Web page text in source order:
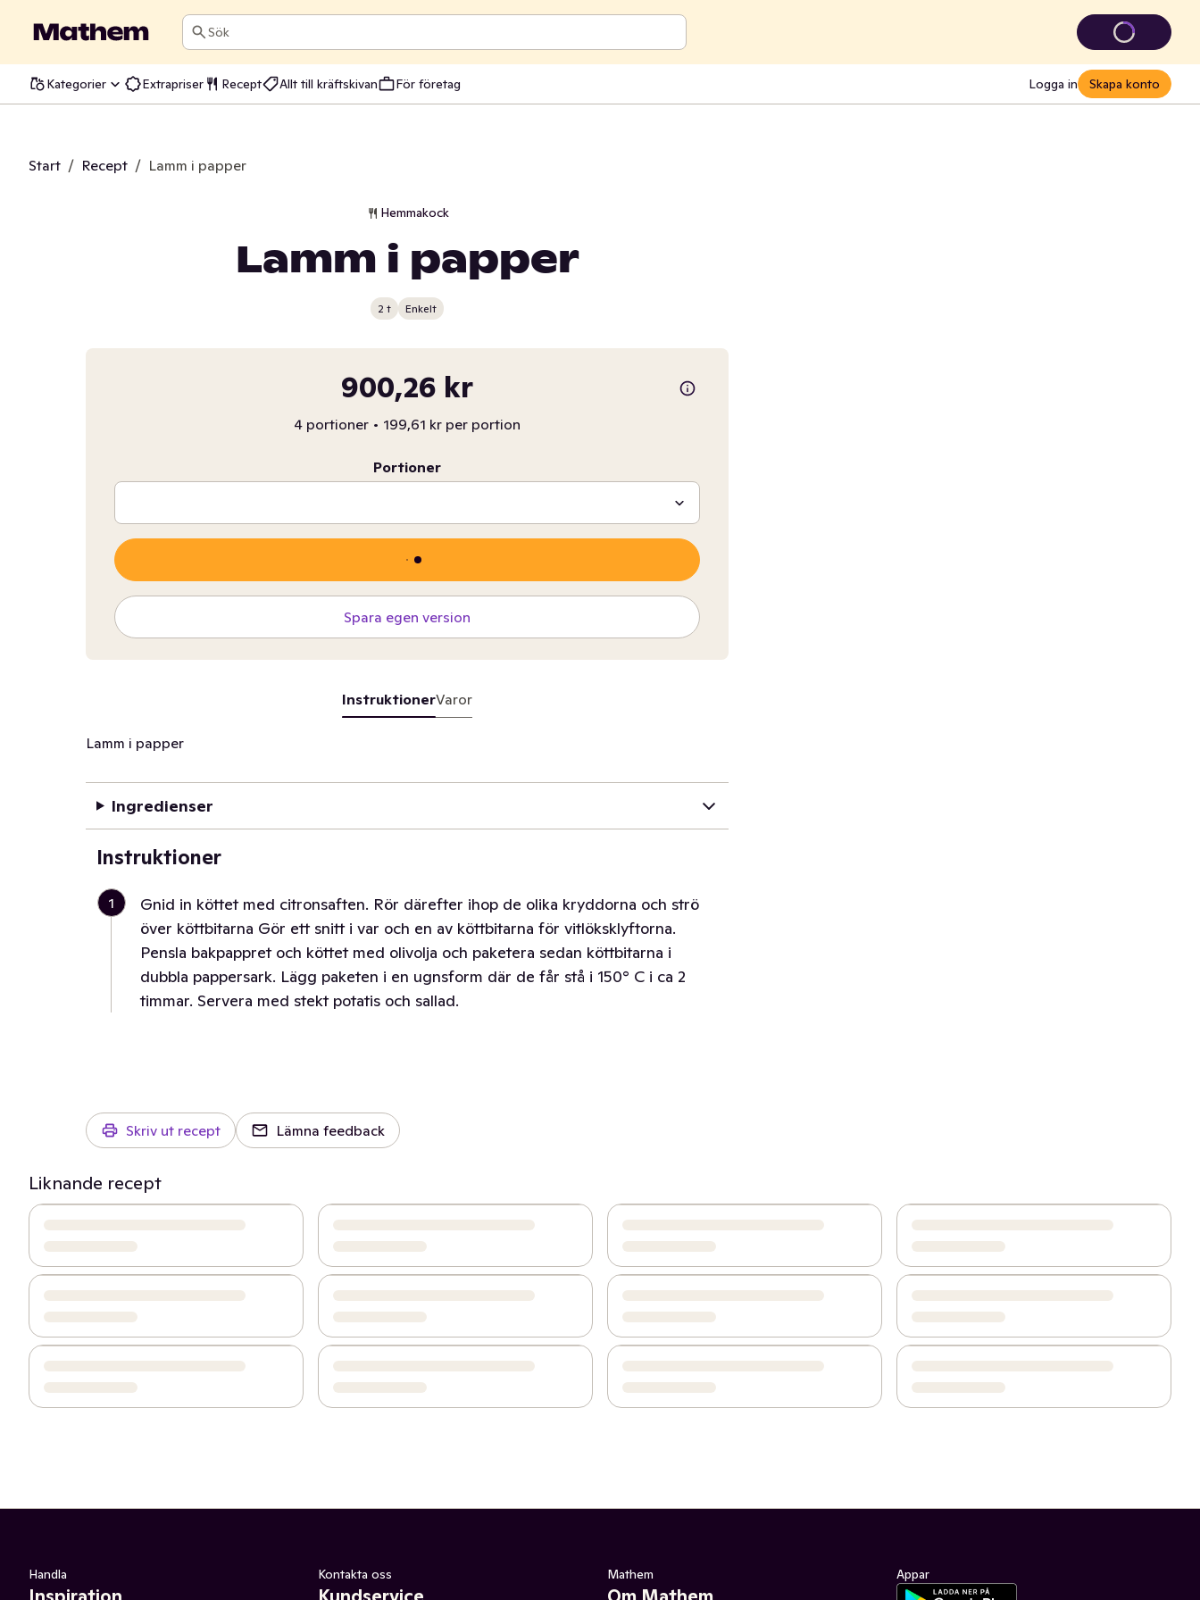
Sök
Kategorier Extrapriser Recept Allt till kräftskivan För företag Logga in Skapa konto
Start / Recept / Lamm i papper
Hemmakock
Lamm i papper
2 t Enkelt
900,26 kr
4 portioner • 199,61 kr per portion
Portioner
Spara egen version
InstruktionerVaror
Lamm i papper
Ingredienser
Instruktioner
1
Gnid in köttet med citronsaften. Rör därefter ihop de olika kryddorna och strö
över köttbitarna Gör ett snitt i var och en av köttbitarna för vitlöksklyftorna.
Pensla bakpappret och köttet med olivolja och paketera sedan köttbitarna i
dubbla pappersark. Lägg paketen i en ugnsform där de får stå i 150° C i ca 2
timmar. Servera med stekt potatis och sallad.
Skriv ut recept Lämna feedback
Liknande recept
Handla Kontakta oss Mathem Appar